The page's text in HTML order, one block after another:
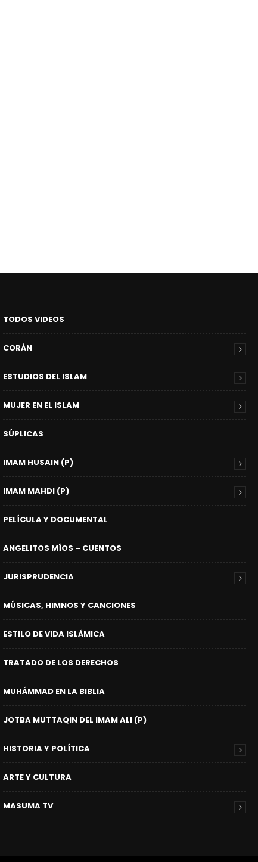
TODOS VIDEOS
CORÁN
ESTUDIOS DEL ISLAM
MUJER EN EL ISLAM
SÚPLICAS
IMAM HUSAIN (P)
IMAM MAHDI (P)
PELÍCULA Y DOCUMENTAL
ANGELITOS MÍOS – CUENTOS
JURISPRUDENCIA
MÚSICAS, HIMNOS Y CANCIONES
ESTILO DE VIDA ISLÁMICA
TRATADO DE LOS DERECHOS
MUHÁMMAD EN LA BIBLIA
JOTBA MUTTAQIN DEL IMAM ALI (P)
HISTORIA Y POLÍTICA
ARTE Y CULTURA
MASUMA TV